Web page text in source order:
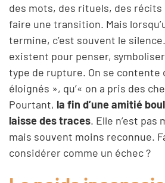
des mots, des rituels, des récits
faire une transition. Mais
termine, c’est souvent le
existent pour penser,
type de rupture. On se contente
éloignés », qu’« on a pris des
Pourtant, la fin d’une amitié
laisse des traces. Elle n’est
mais souvent moins reconnue.
considérer comme un échec ?